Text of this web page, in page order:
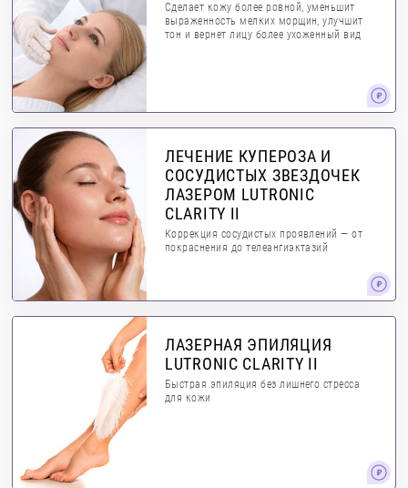
Сделает кожу более ровной, уменьшит
выраженность мелких морщин, улучшит
тон и вернет лицу более ухоженный вид
ЛЕЧЕНИЕ КУПЕРОЗА И
СОСУДИСТЫХ ЗВЕЗДОЧЕК
ЛАЗЕРОМ LUTRONIC
CLARITY II
Коррекция сосудистых проявлений — от
покраснения до телеангиэктазий
ЛАЗЕРНАЯ ЭПИЛЯЦИЯ
LUTRONIC CLARITY II
Быстрая эпиляция без лишнего стресса
для кожи